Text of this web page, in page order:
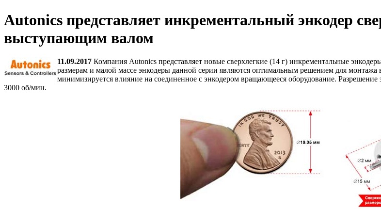
Autonics представляет инкрементальный энкодер
выступающим валом
11.09.2017 Компания Autonics представляет новые сверхлегкие (14 г) инкрементальные
размерам и малой массе энкодеры данной серии являются оптимальным решением для монтажа
минимизируется влияние на соединенное с энкодером вращающееся оборудование. Разрешение
3000 об/мин.